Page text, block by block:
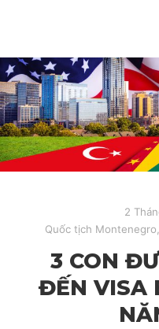
2
Quốc tịch Montenegro
3 CON
ĐẾN VISA